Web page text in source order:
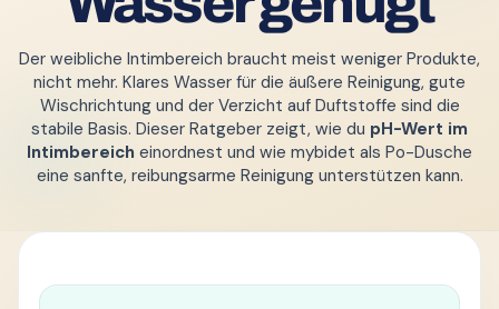
Der weibliche Intimbereich braucht meist weniger Produkte,
nicht mehr. Klares Wasser für die äußere Reinigung, gute
Wischrichtung und der Verzicht auf Duftstoffe sind die
stabile Basis. Dieser Ratgeber zeigt, wie du pH-Wert im
Intimbereich einordnest und wie mybidet als Po-Dusche
eine sanfte, reibungsarme Reinigung unterstützen kann.